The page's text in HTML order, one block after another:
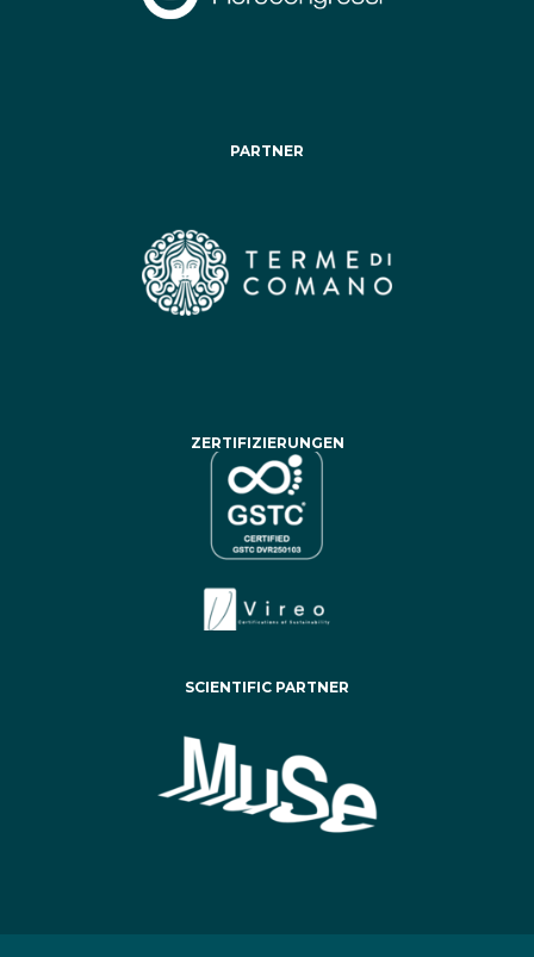
PARTNER
ZERTIFIZIERUNGEN
SCIENTIFIC PARTNER